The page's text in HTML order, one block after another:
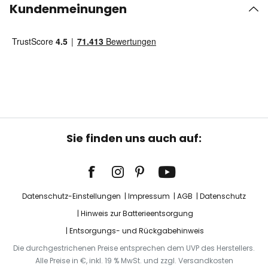
Kundenmeinungen
Sie finden uns auch auf:
Datenschutz-Einstellungen Impressum AGB
Datenschutz
Hinweis zur Batterieentsorgung
Entsorgungs- und Rückgabehinweis
Die durchgestrichenen Preise entsprechen dem UVP des Herstellers.
Alle Preise in €, inkl. 19 % MwSt. und zzgl. Versandkosten